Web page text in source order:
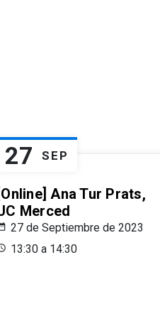
27 SEP
Ana Tur Prats,
Merced
27 de Septiembre de 2023
13:30 a 14:30